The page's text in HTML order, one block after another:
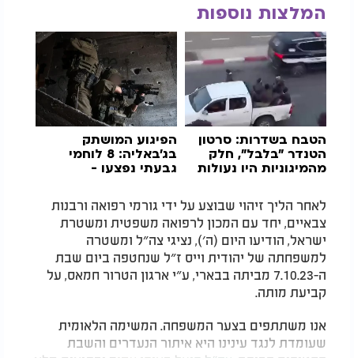
המלצות נוספות
הטבח בשדרות: סרטון
הטנדר "בלבל", חלק
מהמיגוניות היו נעולות
הפיגוע המושתק
בג'באליה: 8 לוחמי
גבעתי נפצעו -
לאחר הליך זיהוי שבוצע על ידי גורמי רפואה ורבנות
צבאיים, יחד עם המכון לרפואה משפטית ומשטרת
ישראל, הודיעו היום (ה׳), נציגי צה״ל ומשטרה
למשפחתה של יהודית וייס ז״ל שנחטפה ביום שבת
ה-7.10.23 מביתה בבארי, ע״י ארגון הטרור חמאס, על
קביעת מותה.
אנו משתתפים בצער המשפחה. המשימה הלאומית
שעומדת לנגד עינינו היא איתור הנעדרים והשבת